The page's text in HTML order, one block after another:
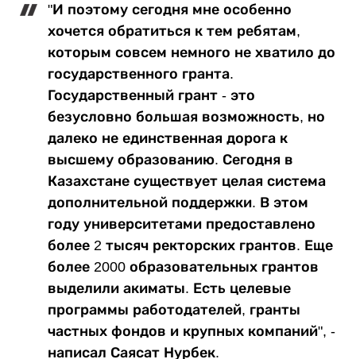
"И поэтому сегодня мне особенно
хочется обратиться к тем ребятам,
которым совсем немного не хватило до
государственного гранта.
Государственный грант - это
безусловно большая возможность, но
далеко не единственная дорога к
высшему образованию. Сегодня в
Казахстане существует целая система
дополнительной поддержки. В этом
году университетами предоставлено
более 2 тысяч ректорских грантов. Еще
более 2000 образовательных грантов
выделили акиматы. Есть целевые
программы работодателей, гранты
частных фондов и крупных компаний", -
написал Саясат Нурбек.